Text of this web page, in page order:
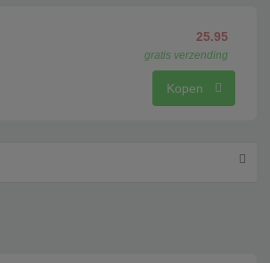
25.95
gratis verzending
Kopen